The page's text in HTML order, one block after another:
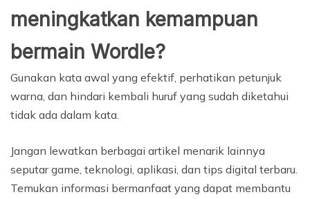
meningkatkan kemampuan
bermain Wordle?
Gunakan kata awal yang efektif, perhatikan petunjuk
warna, dan hindari kembali huruf yang sudah diketahui
tidak ada dalam kata.
Jangan lewatkan berbagai artikel menarik lainnya
seputar game, teknologi, aplikasi, dan tips digital terbaru.
Temukan informasi bermanfaat yang dapat membantu